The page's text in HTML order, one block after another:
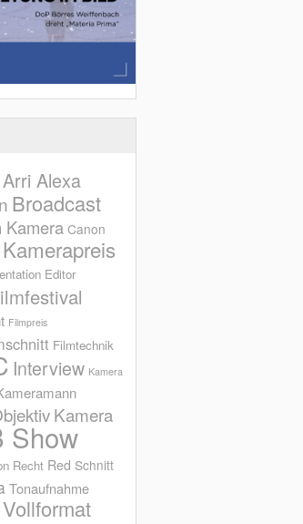
Arri Alexa
Broadcast
Kamera Canon
Editor
Filmpreis
Filmtechnik
Interview Kamera
Kamera
Show
Recht Red Schnitt
Tonaufnahme
Vollformat